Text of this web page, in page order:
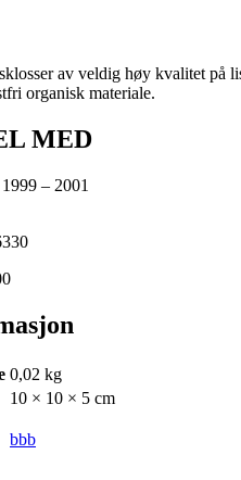
av veldig høy kvalitet på
organisk materiale.
MED
– 2001
0,02 kg
10 × 10 × 5 cm
bbb